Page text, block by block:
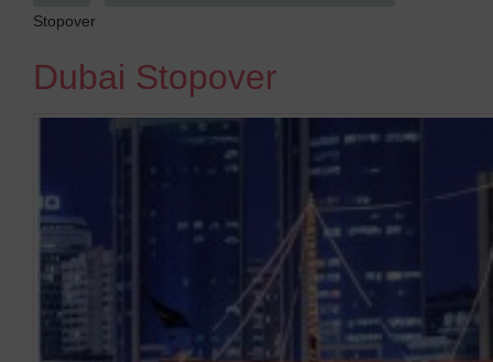
Stopover
Dubai Stopover